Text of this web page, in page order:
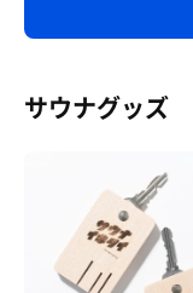
サウナグッズ